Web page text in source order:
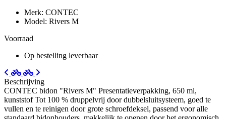
Merk: CONTEC
Model: Rivers M
Voorraad
Op bestelling leverbaar
Beschrijving
CONTEC bidon "Rivers M" Presentatieverpakking, 650 ml,
kunststof Tot 100 % druppelvrij door dubbelsluitsysteem, goed te
vullen en te reinigen door grote schroefdeksel, passend voor alle